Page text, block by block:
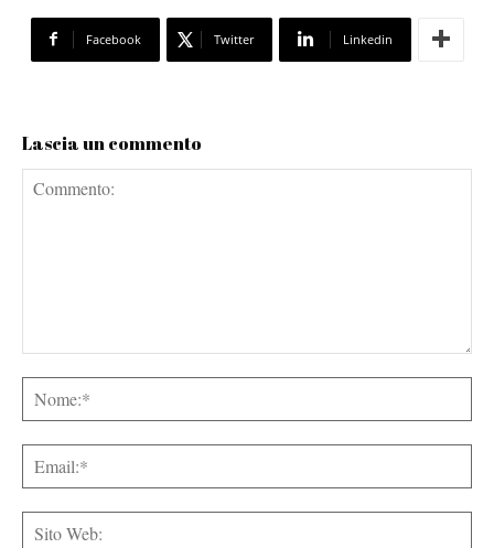
Facebook Twitter Linkedin
Lascia un commento